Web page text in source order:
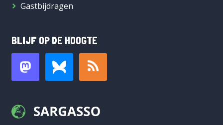
Gastbijdragen
BLIJF OP DE HOOGTE